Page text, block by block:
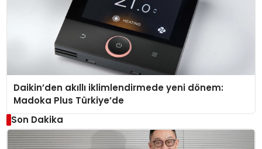
Daikin’den akıllı iklimlendirmede yeni dönem:
Madoka Plus Türkiye’de
Son Dakika